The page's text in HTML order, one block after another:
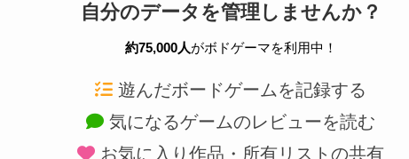
自分のデータを管理しませんか？
約75,000人がボドゲーマを利用中！
遊んだボードゲームを記録する
気になるゲームのレビューを読む
お気に入り作品・所有リストの共有
ボードゲームを検索する 新作・再入荷情報